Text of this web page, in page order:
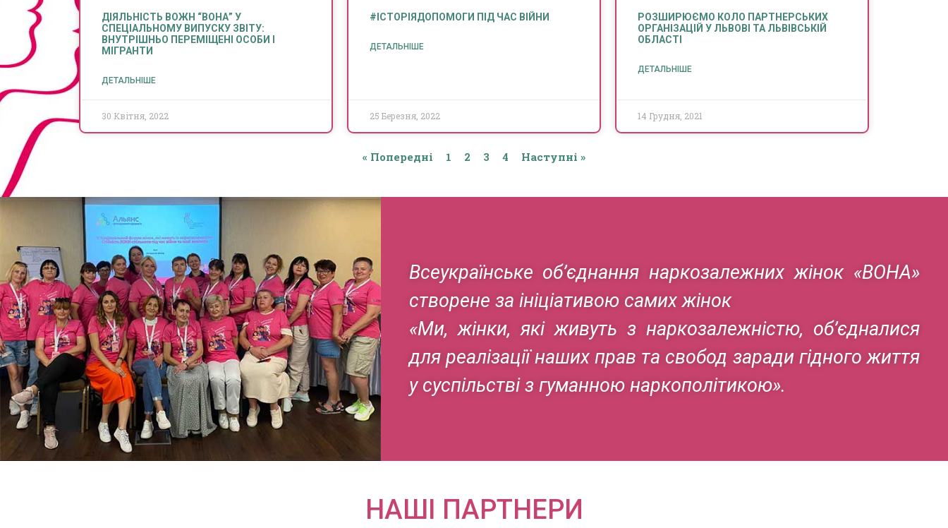
ДІЯЛЬНІСТЬ ВОЖН “ВОНА” У
СПЕЦІАЛЬНОМУ ВИПУСКУ ЗВІТУ:
ВНУТРІШНЬО ПЕРЕМІЩЕНІ ОСОБИ І
МІГРАНТИ
ДЕТАЛЬНІШЕ
30 Квітня, 2022
#ІСТОРІЯДОПОМОГИ ПІД ЧАС ВІЙНИ
ДЕТАЛЬНІШЕ
25 Березня, 2022
РОЗШИРЮЄМО КОЛО ПАРТНЕРСЬКИХ
ОРГАНІЗАЦІЙ У ЛЬВОВІ ТА ЛЬВІВСЬКІЙ
ОБЛАСТІ
ДЕТАЛЬНІШЕ
14 Грудня, 2021
« Попередні 1 2 3 4 Наступні »
Всеукраїнське об’єднання наркозалежних жінок «ВОНА»
створене за ініціативою самих жінок
«Ми, жінки, які живуть з наркозалежністю, об’єдналися
для реалізації наших прав та свобод заради гідного життя
у суспільстві з гуманною наркополітикою».
НАШІ ПАРТНЕРИ